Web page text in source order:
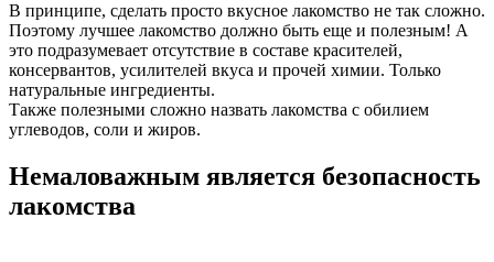
В принципе, сделать просто вкусное лакомство не так сложно.
Поэтому лучшее лакомство должно быть еще и полезным! А
это подразумевает отсутствие в составе красителей,
консервантов, усилителей вкуса и прочей химии. Только
натуральные ингредиенты.
Также полезными сложно назвать лакомства с обилием
углеводов, соли и жиров.
Немаловажным является безопасность
лакомства